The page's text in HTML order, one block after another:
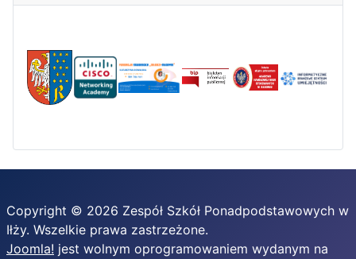
Copyright © 2026 Zespół Szkół Ponadpodstawowych w
Iłży. Wszelkie prawa zastrzeżone.
Joomla! jest wolnym oprogramowaniem wydanym na